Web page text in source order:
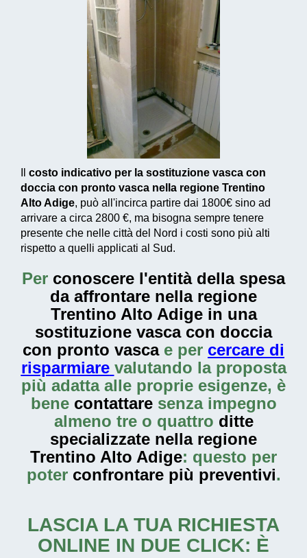
costo indicativo per la sostituzione vasca con
doccia con pronto vasca nella regione Trentino
Alto Adige, può all'incirca partire dai 1800€ sino ad
arrivare a circa 2800 €, ma bisogna sempre tenere
presente che nelle città del Nord i costi sono più alti
rispetto a quelli applicati al Sud.
Per conoscere l'entità della spesa
da affrontare nella regione
Trentino Alto Adige in una
sostituzione vasca con doccia
con pronto vascae per cercare di
risparmiare valutando la proposta
più adatta alle proprie esigenze, è
bene contattaresenza impegno
almeno tre o quattro ditte
specializzate nella regione
Trentino Alto Adige: questo per
poter confrontare più preventivi.
LASCIA LA TUA RICHIESTA
ONLINE IN DUE CLICK: È